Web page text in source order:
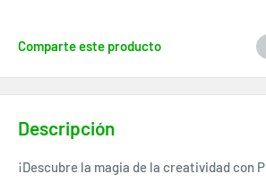
Comparte este producto
Descripción
¡Descubre la magia de la creatividad con